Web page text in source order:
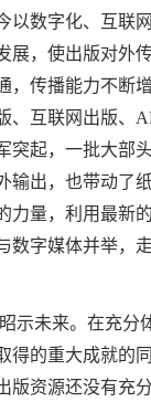
以数字化、互联
展，使出版对外
，传播能力不断
、互联网出版、
突起，一批大部
输出，也带动了
力量，利用最新
数字媒体并举，
示未来。在充分
得的重大成就的
版资源还没有充